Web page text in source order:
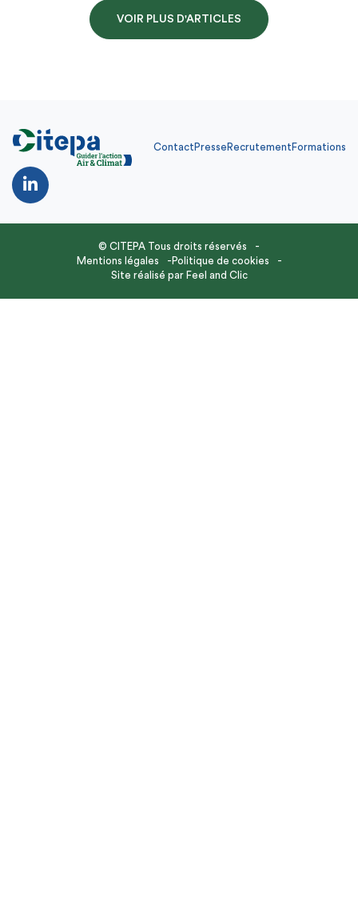
VOIR PLUS D'ARTICLES
Contact Presse Recrutement Formations
© CITEPA Tous droits réservés
Mentions légales
Politique de cookies
Site réalisé par Feel and Clic